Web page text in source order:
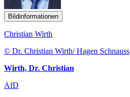
Bildinformationen
Christian Wirth
© Dr. Christian Wirth/ Hagen Schnauss
Wirth, Dr. Christian
AfD